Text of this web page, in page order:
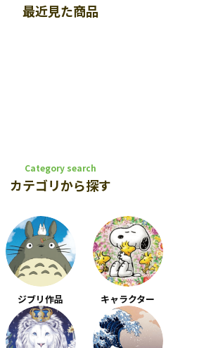
最近見た商品
Category search
カテゴリから探す
ジブリ作品 キャラクター